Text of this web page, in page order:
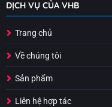
DỊCH VỤ CỦA VHB
Trang chủ
Về chúng tôi
Sản phẩm
Liên hệ hợp tác